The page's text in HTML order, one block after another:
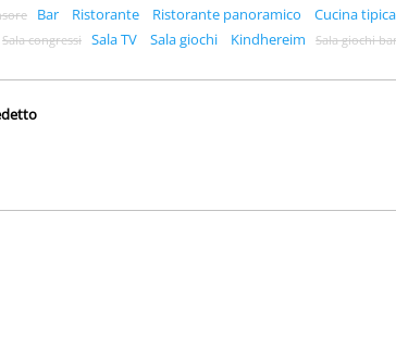
Bar Ristorante Ristorante panoramico
Cucina tipica
Sala congressi Sala TV Sala giochi Kindhereim Sala giochi